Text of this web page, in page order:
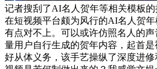
记者搜刮了AI名人贺年等相关模板
在短视频平台颇为风行的AI名人贺
有点对不上。可以或许仿照名人的
量用户自行生成的贺年内容，起首
好从体义务，该手艺操纵了深度进